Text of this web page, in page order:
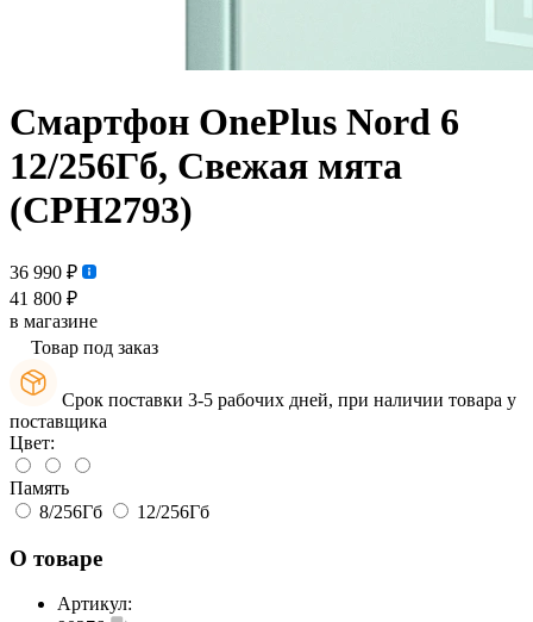
Смартфон OnePlus Nord 6
12/256Гб, Свежая мята
(CPH2793)
36 990 ₽
41 800 ₽
в магазине
Товар под заказ
Срок поставки 3-5 рабочих дней, при наличии товара у
поставщика
Цвет:
Память
8/256Гб
12/256Гб
О товаре
Артикул: